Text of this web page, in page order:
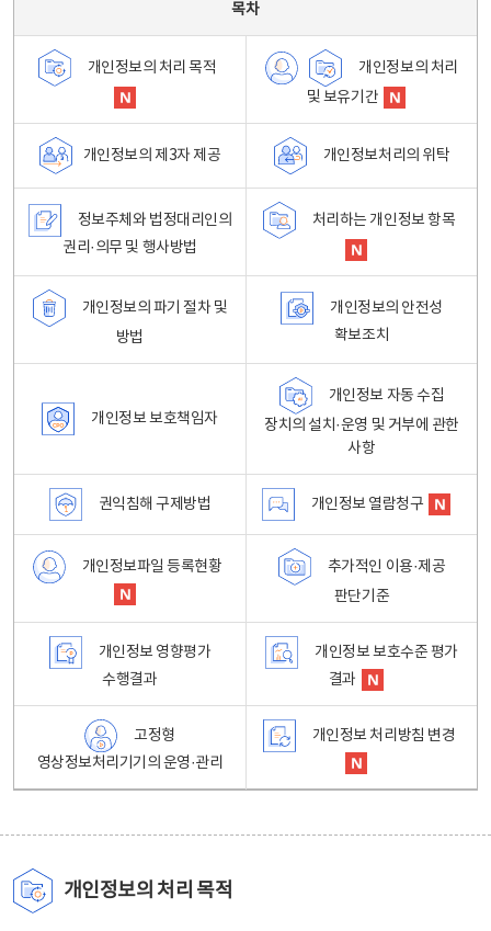
목차
개인정보의 처리 목적
개인정보의 처리
및 보유기간
개인정보의 제3자 제공 개인정보처리의 위탁
정보주체와 법정대리인의
권리·의무 및 행사방법
처리하는 개인정보 항목
개인정보의 파기 절차 및
방법
개인정보의 안전성
확보조치
개인정보 보호책임자
개인정보 자동 수집
장치의 설치·운영 및 거부에 관한
사항
권익침해 구제방법 개인정보 열람청구
개인정보파일 등록현황
추가적인 이용·제공
판단기준
개인정보 영향평가
수행결과
개인정보 보호수준 평가
결과
고정형
영상정보처리기기의 운영·관리
개인정보 처리방침 변경
개인정보의 처리 목적